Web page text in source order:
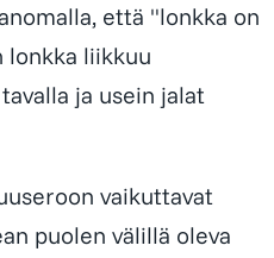
että "lonkka on
lonkka liikkuu
ja usein jalat
vaikuttavat
puolen välillä oleva